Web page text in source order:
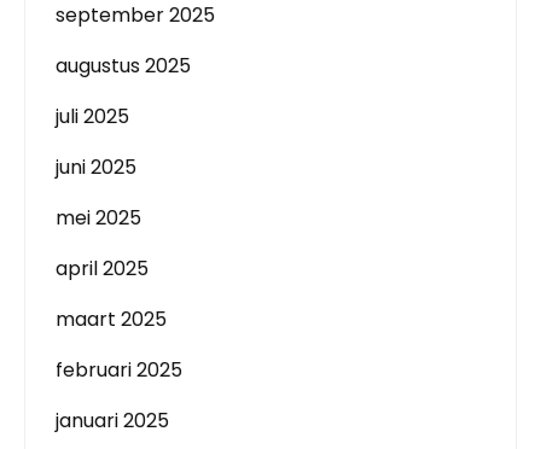
september 2025
augustus 2025
juli 2025
juni 2025
mei 2025
april 2025
maart 2025
februari 2025
januari 2025